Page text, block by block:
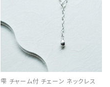
雫 チャーム付 チェーン ネックレス